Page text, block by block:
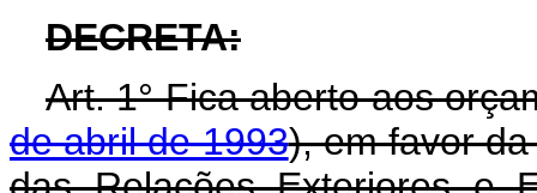
DECRETA:
Art. 1° Fica aberto aos
de abril de 1993), em favor